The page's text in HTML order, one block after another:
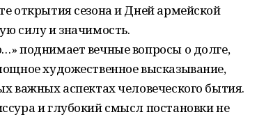
открытия сезона и Дней армейской
силу и значимость.
поднимает вечные вопросы о долге,
художественное высказывание,
важных аспектах человеческого бытия.
и глубокий смысл постановки не